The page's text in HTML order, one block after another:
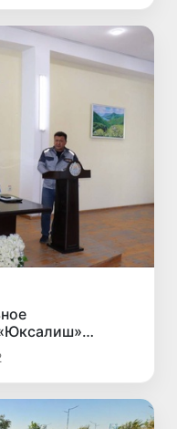
по вопросу
газом